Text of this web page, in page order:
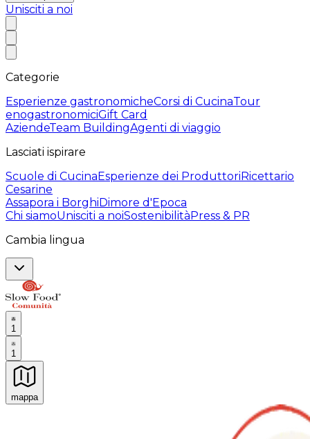
Unisciti a noi
Categorie
Esperienze gastronomicheCorsi di CucinaTour
enogastronomiciGift Card
AziendeTeam BuildingAgenti di viaggio
Lasciati ispirare
Scuole di CucinaEsperienze dei ProduttoriRicettario
Cesarine
Assapora i BorghiDimore d'Epoca
Chi siamoUnisciti a noiSostenibilitàPress & PR
Cambia lingua
1
1
mappa
Esperienze culinarie indimenticabili: Esperienze